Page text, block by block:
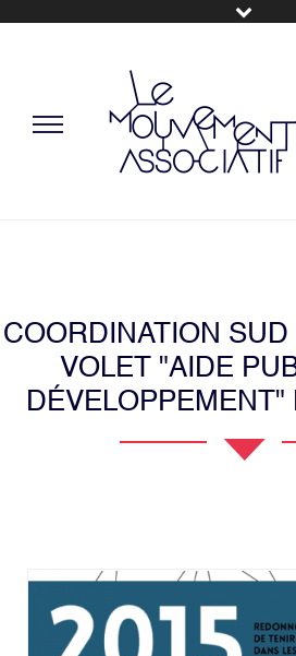
COORDINATION SUD
VOLET "AIDE
DÉVELOPPEMENT"